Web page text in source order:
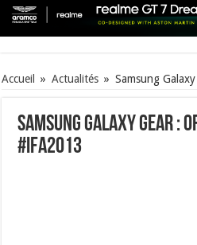
Accueil » Actualités » Samsung
Samsung Galaxy Gear
#IFA2013